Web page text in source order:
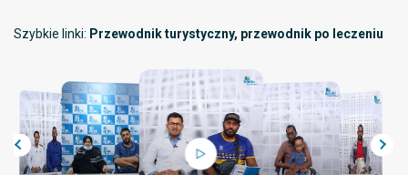
Szybkie linki: Przewodnik turystyczny, przewodnik po leczeniu